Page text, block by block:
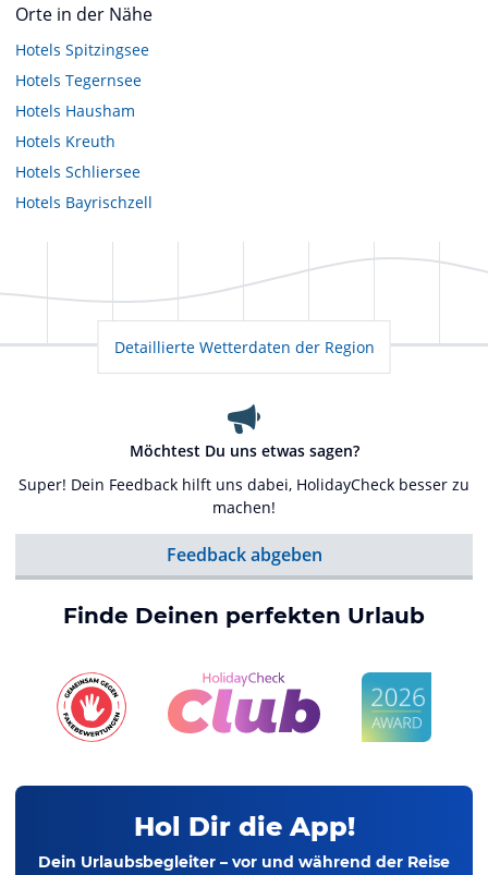
Orte in der Nähe
Hotels Spitzingsee
Hotels Tegernsee
Hotels Hausham
Hotels Kreuth
Hotels Schliersee
Hotels Bayrischzell
Detaillierte Wetterdaten der Region
Möchtest Du uns etwas sagen?
Super! Dein Feedback hilft uns dabei, HolidayCheck besser zu
machen!
Feedback abgeben
Finde Deinen perfekten Urlaub
Hol Dir die App!
Dein Urlaubsbegleiter – vor und während der Reise